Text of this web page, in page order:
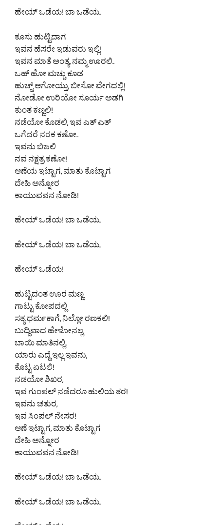
ಹೇಯ್ ಒಡೆಯ! ಬಾ ಒಡೆಯ..
ಕೂಸು ಹುಟ್ಟಿದಾಗ
ಇವನ ಹೆಸರೇ ಇಡುವರು ಇಲ್ಲಿ!
ಇವನ ಮಾತೆ ಅಂತ್ಯ, ನಮ್ಮ ಊರಲಿ..
ಒಹ್ ಹೋ ಮಚ್ಚು ಕೂಡ
ಹುಚ್ಚ್ ಆಗೋಯ್ತು, ಬೀಸೋ ವೇಗದಲ್ಲಿ!
ನೋಡೋ ಉರಿಯೋ ಸೂರ್ಯ ಅಡಗಿ
ಕುಂತ ಕಣ್ಣಲಿ!
ನಡೆಯೋ ಕೊಡಲಿ, ಇವ ಎತ್ ಎತ್
ಒಗೆದರೆ ನರಕ ಕಣೋ..
ಇವನು ಬಿಜಲಿ
ನವ ನಕ್ಷತ್ರ ಕಣೋ!
ಆಣೆಯ ಇಟ್ಟಾಗ, ಮಾತು ಕೊಟ್ಟಾಗ
ದೇಹಿ ಅನ್ನೋರ
ಕಾಯುವವನ ನೋಡಿ!
ಹೇಯ್ ಒಡೆಯ! ಬಾ ಒಡೆಯ..
ಹೇಯ್ ಒಡೆಯ! ಬಾ ಒಡೆಯ..
ಹೇಯ್ ಒಡೆಯ!
ಹುಟ್ಟಿದಂತ ಊರ ಮಣ್ಣ
ಗಾಟ್ಟು ಕೋಪದಲ್ಲಿ
ಸತ್ಯ ಧರ್ಮಕಾಗೆ, ನಿಲ್ಲೋ ರಣಕಲಿ!
ಬುದ್ದಿವಾದ ಹೇಳೋನಲ್ಲ,
ಬಾಯಿ ಮಾತಿನಲ್ಲಿ..
ಯಾರು ಎದ್ದೆ ಇಲ್ಲ ಇವನು,
ಕೊಟ್ಟ ಏಟಲಿ!
ನಡಯೋ ಶಿಖರ,
ಇವ ಗುಂಪಲ್ ನಡೆದರೂ ಹುಲಿಯ ತರ!
ಇವನು ಚತುರ,
ಇವ ಸಿಂಪಲ್ ನೇಸರ!
ಆಣೆ ಇಟ್ಟಾಗ, ಮಾತು ಕೊಟ್ಟಾಗ
ದೇಹಿ ಅನ್ನೋರ
ಕಾಯುವವನ ನೋಡಿ!
ಹೇಯ್ ಒಡೆಯ! ಬಾ ಒಡೆಯ..
ಹೇಯ್ ಒಡೆಯ! ಬಾ ಒಡೆಯ..